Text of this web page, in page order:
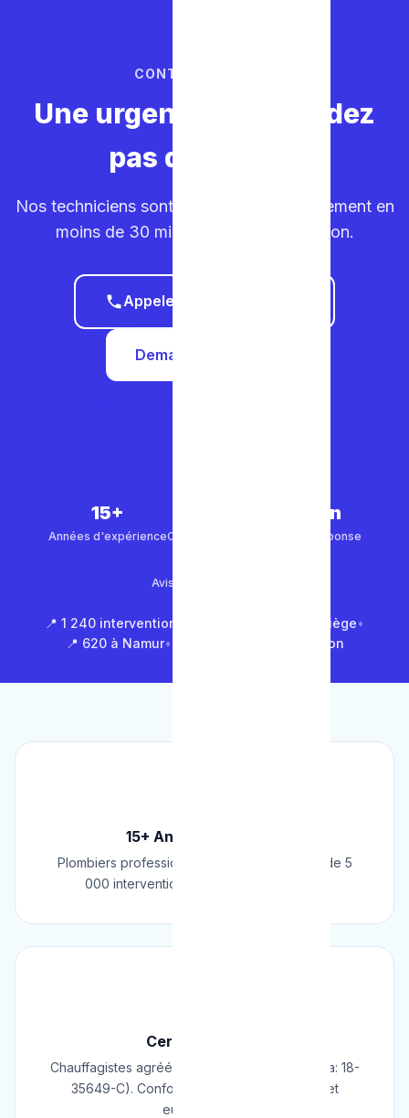
CONTACTEZ-NOUS
Une urgence ? Ne perdez
pas de temps.
Nos techniciens sont sur la route. Déplacement en
moins de 30 minutes dans votre région.
Appeler le 0465 68 51 58
Demander un devis
15+
Années d'expérienceClients satisfaits
30 min
Temps de réponse
Avis Google (500+)
📍 1 240 interventions à Bruxelles 📍 850 à Liège•
📍 620 à Namur• 📍 1 430 en Brabant Wallon
15+ Ans d'Expérience
Plombiers professionnels depuis 2009. Plus de 5
000 interventions réussies en Belgique.
Certifié & Agréé
Chauffagistes agréés Cerga/Cedicol (N° Cerga: 18-
35649-C). Conformes aux normes belges et
européennes.